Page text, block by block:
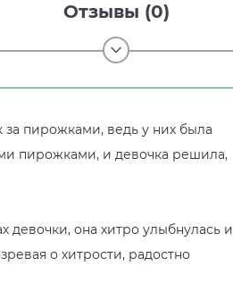
Отзывы (0)
пирожками, ведь у них была
пирожками, и девочка решила,
девочки, она хитро улыбнулась и
о хитрости, радостно